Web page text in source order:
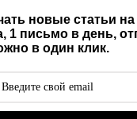
новые статьи на
1 письмо в день,
в один клик.